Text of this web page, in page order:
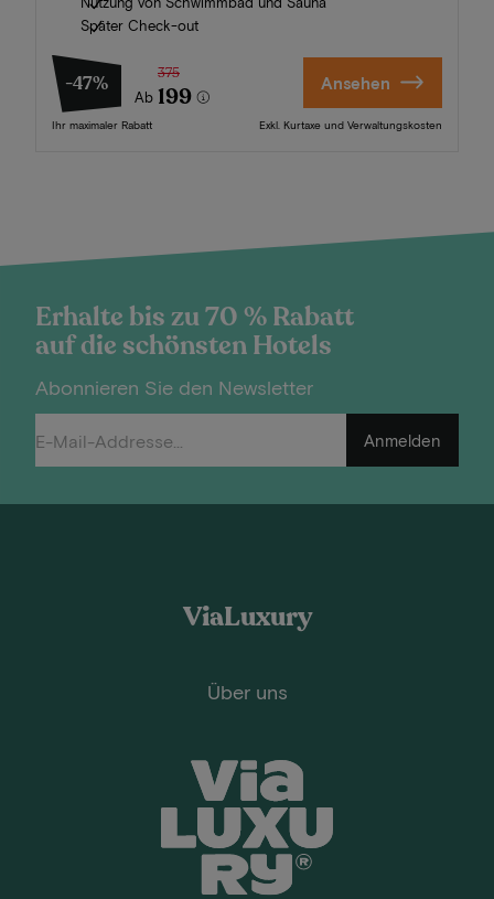
Später Check-out
-47%
Ab
375
199
Ihr maximaler Rabatt
Ansehen
Exkl. Kurtaxe und Verwaltungskosten
Erhalte bis zu 70 % Rabatt
auf die schönsten Hotels
Abonnieren Sie den Newsletter
Anmelden
ViaLuxury
Über uns